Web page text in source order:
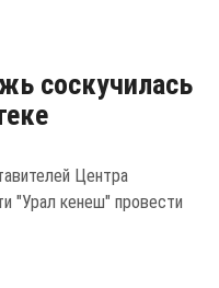
соскучилась
Центра
"Урал кенеш" провести